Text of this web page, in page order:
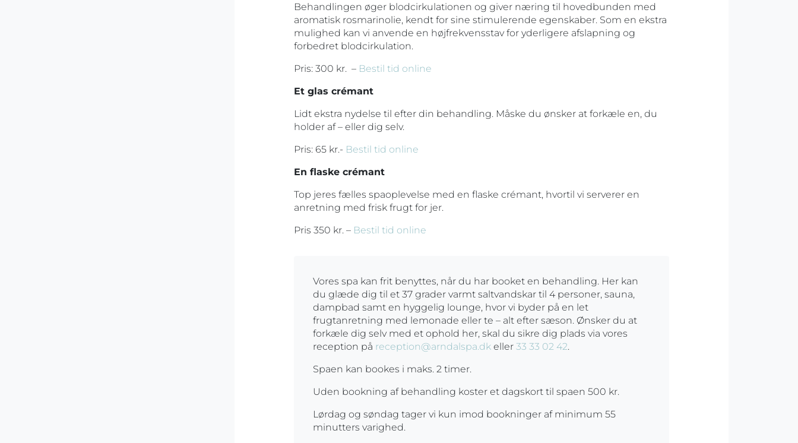
Behandlingen øger blodcirkulationen og giver næring til hovedbunden med
aromatisk rosmarinolie, kendt for sine stimulerende egenskaber. Som en ekstra
mulighed kan vi anvende en højfrekvensstav for yderligere afslapning og
forbedret blodcirkulation.
Pris: 300 kr. – Bestil tid online
Et glas crémant
Lidt ekstra nydelse til efter din behandling. Måske du ønsker at forkæle en, du
holder af – eller dig selv.
Pris: 65 kr.- Bestil tid online
En flaske crémant
Top jeres fælles spaoplevelse med en flaske crémant, hvortil vi serverer en
anretning med frisk frugt for jer.
Pris 350 kr. – Bestil tid online
Vores spa kan frit benyttes, når du har booket en behandling. Her kan
du glæde dig til et 37 grader varmt saltvandskar til 4 personer, sauna,
dampbad samt en hyggelig lounge, hvor vi byder på en let
frugtanretning med lemonade eller te – alt efter sæson. Ønsker du at
forkæle dig selv med et ophold her, skal du sikre dig plads via vores
reception på reception@arndalspa.dkeller 33 33 02 42.
Spaen kan bookes i maks. 2 timer.
Uden bookning af behandling koster et dagskort til spaen 500 kr.
Lørdag og søndag tager vi kun imod bookninger af minimum 55
minutters varighed.